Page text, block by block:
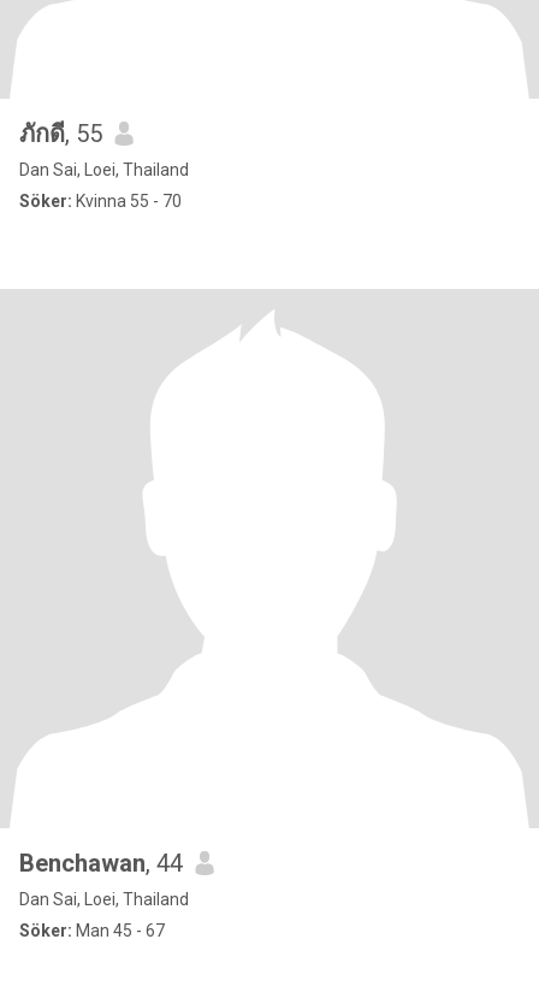
ภักดี, 55
Dan Sai, Loei, Thailand
Söker: Kvinna 55 - 70
Benchawan, 44
Dan Sai, Loei, Thailand
Söker: Man 45 - 67